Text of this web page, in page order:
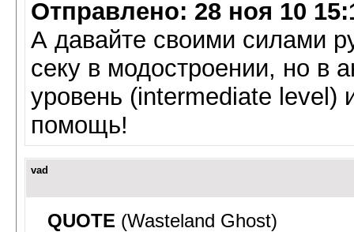
Отправлено: 28 ноя 10
А давайте своими силами
секу в модостроении, но в
уровень (intermediate level)
помощь!
vad
QUOTE (Wasteland Ghost)